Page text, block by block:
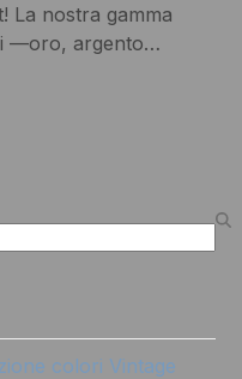
La nostra gamma
—oro, argento…
colori Vintage